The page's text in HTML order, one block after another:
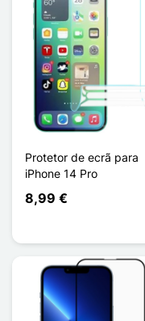
Protetor de ecrã para
iPhone 14 Pro
8,99 €